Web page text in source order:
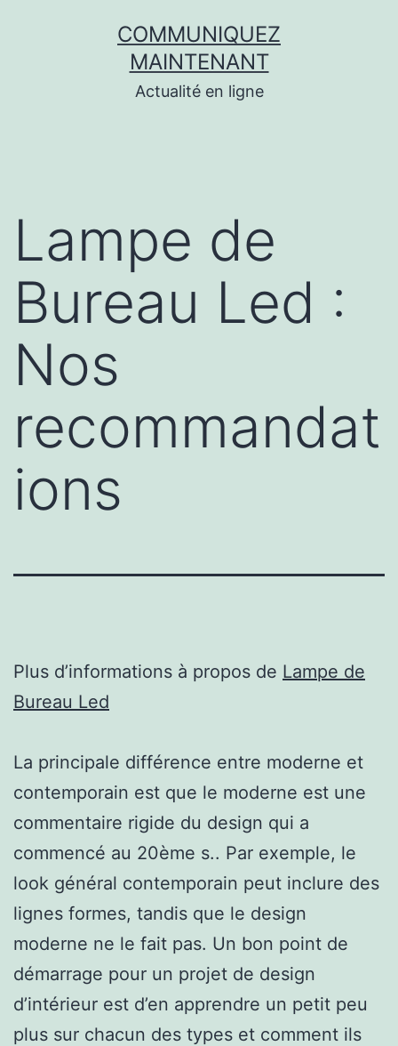
COMMUNIQUEZ
MAINTENANT
Actualité en ligne
Lampe de
Bureau Led :
Nos
recommandat
ions
Plus d’informations à propos de Lampe de
Bureau Led
La principale différence entre moderne et
contemporain est que le moderne est une
commentaire rigide du design qui a
commencé au 20ème s.. Par exemple, le
look général contemporain peut inclure des
lignes formes, tandis que le design
moderne ne le fait pas. Un bon point de
démarrage pour un projet de design
d’intérieur est d’en apprendre un petit peu
plus sur chacun des types et comment ils